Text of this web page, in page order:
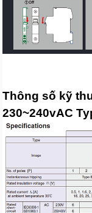
Thông số kỹ
230~240vAC